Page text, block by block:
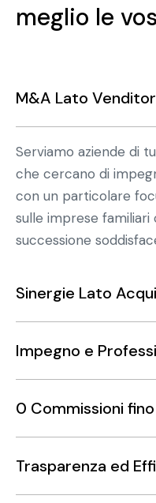
meglio le
M&A Lato
Serviamo aziende di
che cercano di
con un particolare
sulle imprese familiari
successione
Sinergie Lato
Impegno e
0 Commissioni
Trasparenza ed